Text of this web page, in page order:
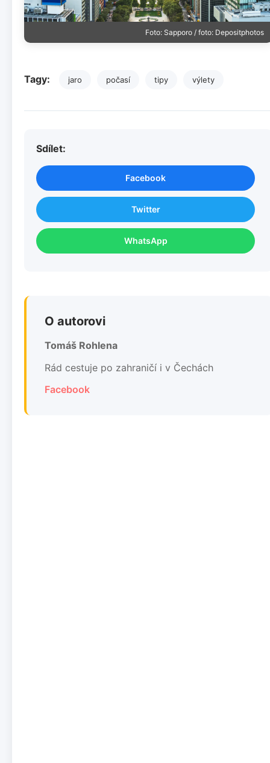
Foto: Sapporo / foto: Depositphotos
Tagy: jaro počasí tipy výlety
Sdílet:
Facebook
Twitter
WhatsApp
O autorovi
Tomáš Rohlena
Rád cestuje po zahraničí i v Čechách
Facebook